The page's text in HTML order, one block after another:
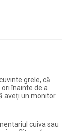
grele, că
înainte de a
aveți un monitor
cuiva sau